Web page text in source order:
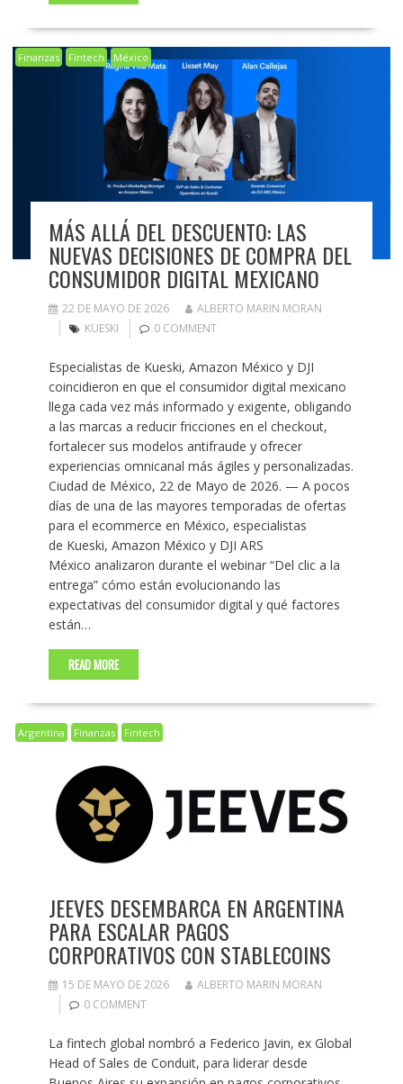
Finanzas Fintech México
MÁS ALLÁ DEL DESCUENTO: LAS
NUEVAS DECISIONES DE COMPRA DEL
CONSUMIDOR DIGITAL MEXICANO
22 DE MAYO DE 2026
ALBERTO MARIN MORAN
KUESKI
0 COMMENT
Especialistas de Kueski, Amazon México y DJI
coincidieron en que el consumidor digital mexicano
llega cada vez más informado y exigente, obligando
a las marcas a reducir fricciones en el checkout,
fortalecer sus modelos antifraude y ofrecer
experiencias omnicanal más ágiles y personalizadas.
Ciudad de México, 22 de Mayo de 2026. — A pocos
días de una de las mayores temporadas de ofertas
para el ecommerce en México, especialistas
de Kueski, Amazon México y DJI ARS
México analizaron durante el webinar “Del clic a la
entrega” cómo están evolucionando las
expectativas del consumidor digital y qué factores
están…
READ MORE
Argentina Finanzas Fintech
JEEVES DESEMBARCA EN ARGENTINA
PARA ESCALAR PAGOS
CORPORATIVOS CON STABLECOINS
15 DE MAYO DE 2026
ALBERTO MARIN MORAN
0 COMMENT
La fintech global nombró a Federico Javin, ex Global
Head of Sales de Conduit, para liderar desde